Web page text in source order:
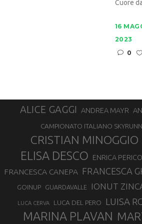
Cuore
16
2023
0
ALICE GAGGI ANDREA MAYR
CAMPIONATO ITALIANO
CRISTIAN MINOGGIO
ELISA DESCO ENRICA PERICO
FRANCESCA CANEPA FRANCESCA
GOINUP GUARDAVALLE IONUT
LUCA CERVA LUCA DEL PERO LUISA
MARINA PLAVAN